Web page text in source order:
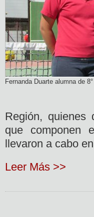
Fernanda Duarte alumna de
Región, quienes
que componen
llevaron a cabo
Leer Más >>